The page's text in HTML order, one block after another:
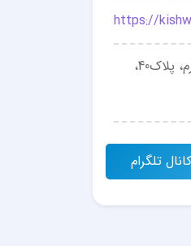
https://
کرج، مهرشهر، ابتدای بلوار ارم، پلاک40،
کانال تلگرام